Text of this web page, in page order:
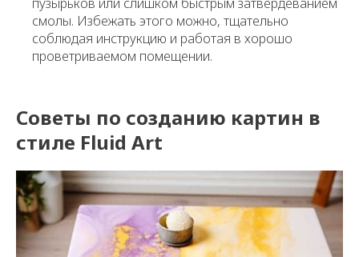
смолы. Избежать этого можно, тщательно
соблюдая инструкцию и работая в хорошо
проветриваемом помещении.
Советы по созданию картин в
стиле Fluid Art